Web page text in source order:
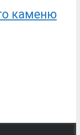
каменю